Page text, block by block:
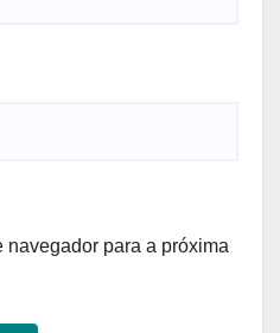
navegador para a próxima